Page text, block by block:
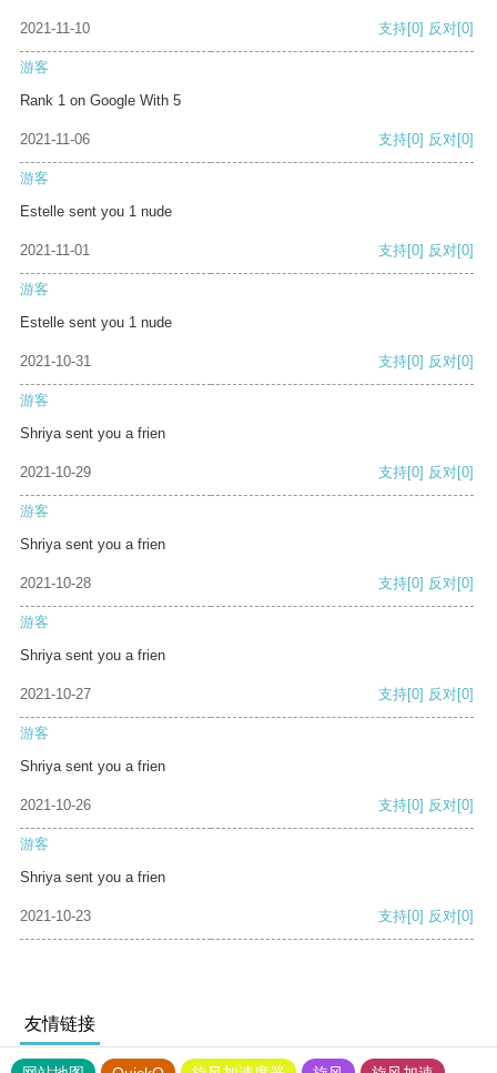
2021-11-10 支持[0] 反对[0]
游客
Rank 1 on Google With 5
2021-11-06 支持[0] 反对[0]
游客
Estelle sent you 1 nude
2021-11-01 支持[0] 反对[0]
游客
Estelle sent you 1 nude
2021-10-31 支持[0] 反对[0]
游客
Shriya sent you a frien
2021-10-29 支持[0] 反对[0]
游客
Shriya sent you a frien
2021-10-28 支持[0] 反对[0]
游客
Shriya sent you a frien
2021-10-27 支持[0] 反对[0]
游客
Shriya sent you a frien
2021-10-26 支持[0] 反对[0]
游客
Shriya sent you a frien
2021-10-23 支持[0] 反对[0]
友情链接